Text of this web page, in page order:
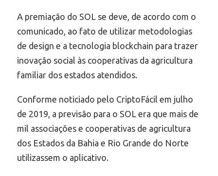
A premiação do SOL se deve, de acordo com o
comunicado, ao fato de utilizar metodologias
de design e a tecnologia blockchain para trazer
inovação social às cooperativas da agricultura
familiar dos estados atendidos.
Conforme noticiado pelo CriptoFácil em julho
de 2019, a previsão para o SOL era que mais de
mil associações e cooperativas de agricultura
dos Estados da Bahia e Rio Grande do Norte
utilizassem o aplicativo.